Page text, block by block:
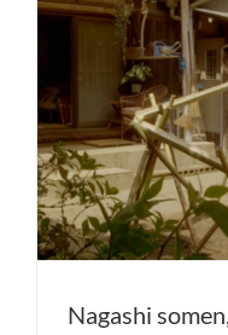
Nagashi